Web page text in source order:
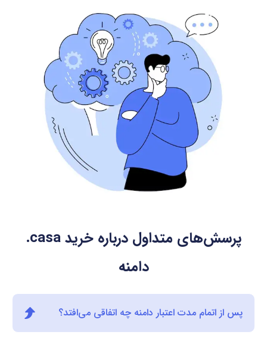
.casa
دامنه
پس از اتمام مدت اعتبار دامنه چه اتفاقی می‌افتد؟